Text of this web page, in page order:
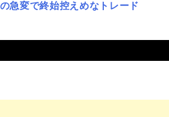
急変で終始控えめなトレード